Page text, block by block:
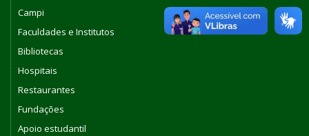
Campi
Faculdades e Institutos
Bibliotecas
Hospitais
Restaurantes
Fundações
Apoio estudantil